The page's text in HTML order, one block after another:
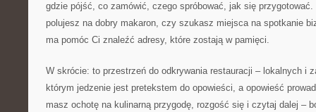
gdzie pójść, co zamówić, czego spróbować, jak się
polujesz na dobry makaron, czy szukasz miejsca na spotkanie
ma pomóc Ci znaleźć adresy, które zostają w pamięci.
W skrócie: to przestrzeń do odkrywania restauracji – lokalnych i
którym jedzenie jest pretekstem do opowieści, a opowieść
masz ochotę na kulinarną przygodę, rozgość się i czytaj dalej –